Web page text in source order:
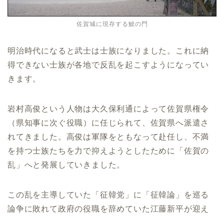
佐賀城に現存する鯱の門
明治時代になると武士は士族になりました。これに納
得できない士族が各地で反乱を起こすようになってい
きます。
岩村高俊という人物は大久保利通によって佐賀県権令
（県知事に次ぐ役職）に任じられて、佐賀県へ派遣さ
れてきました。高俊は軍隊をともなって赴任し、不満
を持つ士族たちを力で抑えようとしたために「佐賀の
乱」へと発展していきました。
この乱を主導していた「征韓党」に「征韓論」を巡る
論争に敗れて政府の役職を辞めていた江藤新平が迎え